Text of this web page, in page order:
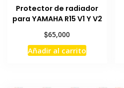
Protector de radiador
para YAMAHA R15 V1 Y V2
$65,000
Añadir al carrito